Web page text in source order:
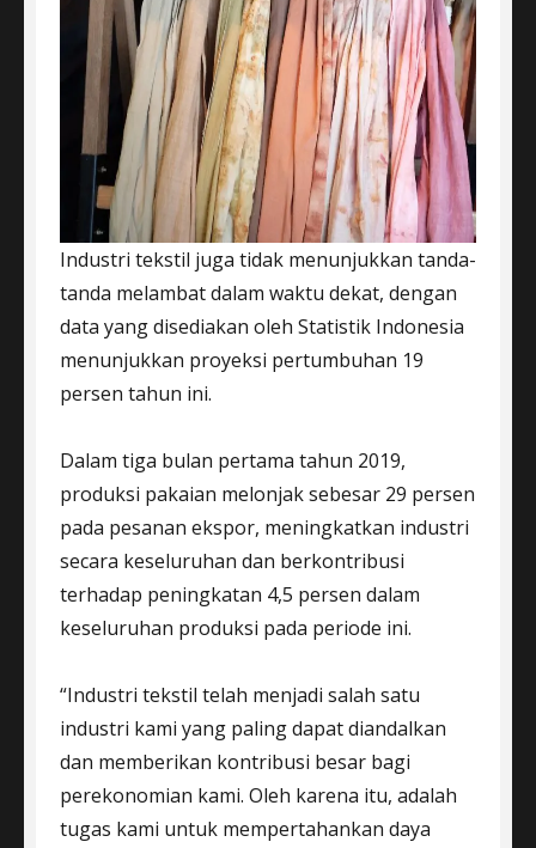
Industri tekstil juga tidak menunjukkan tanda-
tanda melambat dalam waktu dekat, dengan
data yang disediakan oleh Statistik Indonesia
menunjukkan proyeksi pertumbuhan 19
persen tahun ini.
Dalam tiga bulan pertama tahun 2019,
produksi pakaian melonjak sebesar 29 persen
pada pesanan ekspor, meningkatkan industri
secara keseluruhan dan berkontribusi
terhadap peningkatan 4,5 persen dalam
keseluruhan produksi pada periode ini.
“Industri tekstil telah menjadi salah satu
industri kami yang paling dapat diandalkan
dan memberikan kontribusi besar bagi
perekonomian kami. Oleh karena itu, adalah
tugas kami untuk mempertahankan daya